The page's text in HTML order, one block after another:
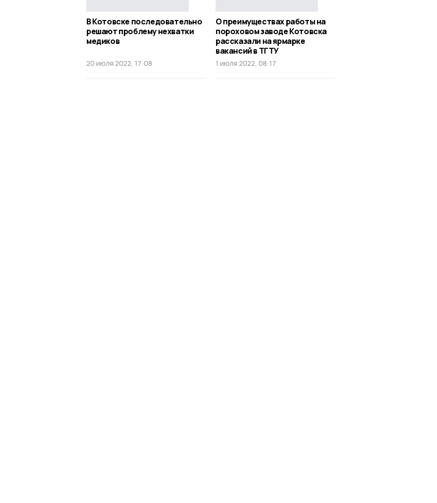
В Котовске последовательно
решают проблему нехватки
медиков
20 июля 2022, 17:08
О преимуществах работы на
пороховом заводе Котовска
рассказали на ярмарке
вакансий в ТГТУ
1 июля 2022, 08:17